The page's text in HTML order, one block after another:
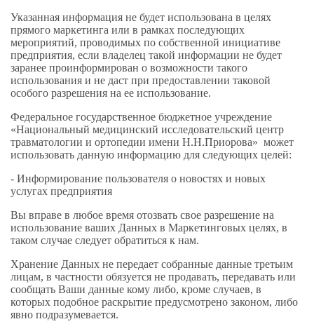
Указанная информация не будет использована в целях
прямого маркетинга или в рамках последующих
мероприятий, проводимых по собственной инициативе
предприятия, если владелец такой информации не будет
заранее проинформирован о возможности такого
использования и не даст при предоставлении таковой
особого разрешения на ее использование.
Федеральное государственное бюджетное учреждение
«Национальный медицинский исследовательский центр
травматологии и ортопедии имени Н.Н.Приорова» может
использовать данную информацию для следующих целей:
- Информирование пользователя о новостях и новых
услугах предприятия
Вы вправе в любое время отозвать свое разрешение на
использование ваших Данных в Маркетинговых целях, в
таком случае следует обратиться к нам.
Хранение Данных не передает собранные данные третьим
лицам, в частности обязуется не продавать, передавать или
сообщать Ваши данные кому либо, кроме случаев, в
которых подобное раскрытие предусмотрено законом, либо
явно подразумевается.